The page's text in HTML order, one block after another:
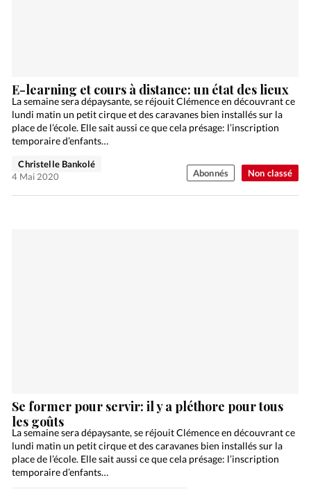
Non classé
E-learning et cours à distance: un état des lieux
La semaine sera dépaysante, se réjouit Clémence en découvrant ce
lundi matin un petit cirque et des caravanes bien installés sur la
place de l’école. Elle sait aussi ce que cela présage: l’inscription
temporaire d’enfants…
Christelle Bankolé
4 Mai 2020
Abonnés
Se former pour servir: il y a pléthore pour tous
les goûts
La semaine sera dépaysante, se réjouit Clémence en découvrant ce
lundi matin un petit cirque et des caravanes bien installés sur la
place de l’école. Elle sait aussi ce que cela présage: l’inscription
temporaire d’enfants…